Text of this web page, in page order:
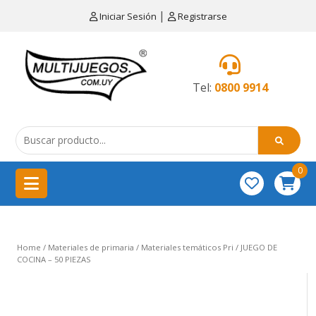
Iniciar Sesión | Registrarse
Tel: 0800 9914
MENÚ
de
cocina
China
importación
Educativos
0
Home / Materiales de primaria / Materiales temáticos Pri / JUEGO DE
COCINA – 50 PIEZAS